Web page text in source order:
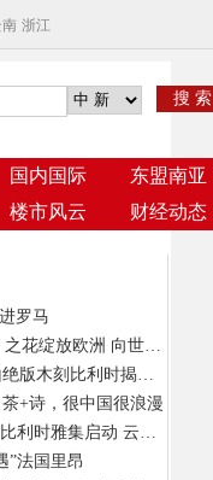
浙江
搜 索
国内国际
东盟南亚
楼市风云 财经动态
罗马
云茶之“风”|云南“非遗” 之花绽放欧洲 向世界发出“景迈之约”
云茶之“风”|云南景迈山绝版木刻比利时揭幕 以“有形”版画绘“无象”茶意
+诗，很中国很浪漫
云茶之“雅”|“茶和天下”比利时雅集启动 云南茶在“欧洲心脏”演绎风雅颂
”法国里昂